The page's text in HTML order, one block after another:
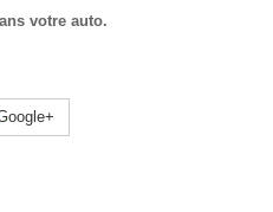
votre auto.